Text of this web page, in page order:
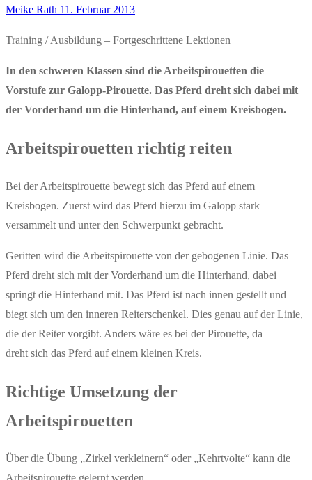
Meike Rath 11. Februar 2013
Training / Ausbildung – Fortgeschrittene Lektionen
In den schweren Klassen sind die Arbeitspirouetten die
Vorstufe zur Galopp-Pirouette. Das Pferd dreht sich dabei mit
der Vorderhand um die Hinterhand, auf einem Kreisbogen.
Arbeitspirouetten richtig reiten
Bei der Arbeitspirouette bewegt sich das Pferd auf einem
Kreisbogen. Zuerst wird das Pferd hierzu im Galopp stark
versammelt und unter den Schwerpunkt gebracht.
Geritten wird die Arbeitspirouette von der gebogenen Linie. Das
Pferd dreht sich mit der Vorderhand um die Hinterhand, dabei
springt die Hinterhand mit. Das Pferd ist nach innen gestellt und
biegt sich um den inneren Reiterschenkel. Dies genau auf der Linie,
die der Reiter vorgibt. Anders wäre es bei der Pirouette, da
dreht sich das Pferd auf einem kleinen Kreis.
Richtige Umsetzung der
Arbeitspirouetten
Über die Übung „Zirkel verkleinern“ oder „Kehrtvolte“ kann die